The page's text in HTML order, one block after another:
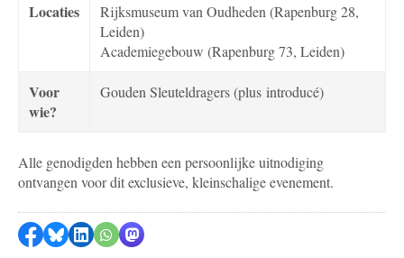
Locaties
Rijksmuseum van Oudheden (Rapenburg 28,
Leiden)
Academiegebouw (Rapenburg 73, Leiden)
Voor
wie?
Gouden Sleuteldragers (plus introducé)
Alle genodigden hebben een persoonlijke uitnodiging
ontvangen voor dit exclusieve, kleinschalige evenement.
Delen op Facebook
Delen via Bluesky
Delen op LinkedIn
Delen via WhatsApp
Delen via Mastodon